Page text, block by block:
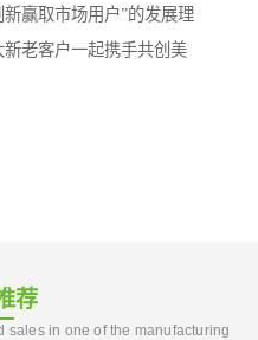
赢取市场用户”的发展理
老客户一起携手共创美
荐
sales in one of the manufacturing